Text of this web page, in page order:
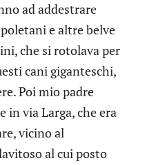
ad addestrare
e altre belve
che si rotolava per
cani giganteschi,
Poi mio padre
in via Larga, che era
vicino al
al cui posto